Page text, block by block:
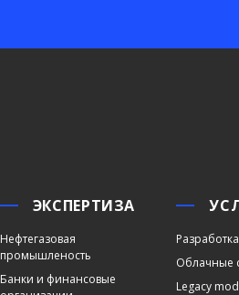
ЭКСПЕРТИЗА
Нефтегазовая
промышленость
Банки и финансовые
Облачные
Legacy